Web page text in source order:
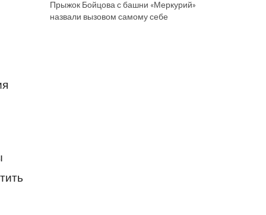
Прыжок Бойцова с башни «Меркурий»
назвали вызовом самому себе